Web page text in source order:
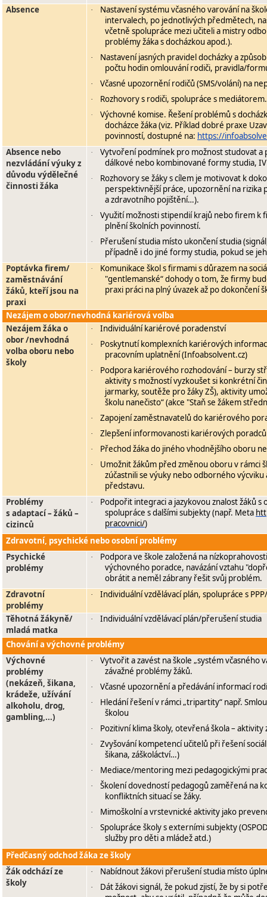
Absence
·
Nastavení systému včasného varování na
intervalech, po jednotlivých předmětech,
včetně spolupráce mezi učiteli a mistry
problémy žáka s docházkou apod.).
·
Nastavení jasných pravidel docházky a
počtu hodin omlouvání rodiči, pravidla/
· Včasné upozornění rodičů (SMS/volání) na
· Rozhovory s rodiči, spolupráce s mediátorem.
·
Výchovné komise. Řešení problémů s
docházce žáka (viz. Příklad dobré praxe
povinností, dostupné na: https://
Absence nebo
nezvládání výuky z
důvodu výdělečné
činnosti žáka
·
Vytvoření podmínek pro možnost studovat a
dálkové nebo kombinované formy studia,
·
Rozhovory se žáky s cílem je motivovat k
perspektivnější práce, upozornění na rizika
a zdravotního pojištění…).
·
Využití možnosti stipendií krajů nebo firem k
plnění školních povinností.
·
Přerušení studia místo ukončení studia
případně i do jiné formy studia, pokud se
Poptávka firem/
zaměstnávání
žáků, kteří jsou na
praxi
·
Komunikace škol s firmami s důrazem na
"gentlemanské“ dohody o tom, že firmy
praxi práci na plný úvazek až po dokončení
Nezájem o obor/nevhodná kariérová volba
Nezájem žáka o
obor /nevhodná
volba oboru nebo
školy
· Individuální kariérové poradenství
·
Poskytnutí komplexních kariérových
pracovním uplatnění (Infoabsolvent.cz)
·
Podpora kariérového rozhodování – burzy
aktivity s možností vyzkoušet si konkrétní
jarmarky, soutěže pro žáky ZŠ), aktivity
školu nanečisto“ (akce "Staň se žákem
· Zapojení zaměstnavatelů do kariérového
· Zlepšení informovanosti kariérových
· Přechod žáka do jiného vhodnějšího oboru
·
Umožnit žákům před změnou oboru v rámci
zúčastnili se výuky nebo odborného
představu.
Problémy
s adaptací – žáků –
cizinců
·
Podpořit integraci a jazykovou znalost žáků
spolupráce s dalšími subjekty (např. Meta
pracovnici/)
Zdravotní, psychické nebo osobní problémy
Psychické
problémy
·
Podpora ve škole založená na
výchovného poradce, navázání vztahu
obrátit a neměl zábrany řešit svůj problém.
Zdravotní
problémy
· Individuální vzdělávací plán, spolupráce s
Těhotná žákyně/
mladá matka
· Individuální vzdělávací plán/přerušení studia
Chování a výchovné problémy
Výchovné
problémy
(nekázeň, šikana,
krádeže, užívání
alkoholu, drog,
gambling,...)
·
Vytvořit a zavést na škole „systém
závažné problémy žáků.
· Včasné upozornění a předávání informací
·
Hledání řešení v rámci „tripartity“ např.
školou
· Pozitivní klima školy, otevřená škola –
·
Zvyšování kompetencí učitelů při řešení
šikana, záškoláctví…)
· Mediace/mentoring mezi pedagogickými
·
Školení dovedností pedagogů zaměřená na
konfliktních situací se žáky.
· Mimoškolní a vrstevnické aktivity jako
·
Spolupráce školy s externími subjekty
služby pro děti a mládež atd.)
Předčasný odchod žáka ze školy
Žák odchází ze
školy
· Nabídnout žákovi přerušení studia místo
·
Dát žákovi signál, že pokud zjistí, že by si